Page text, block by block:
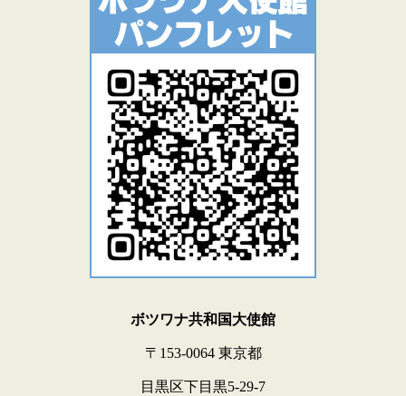
ボツワナ共和国大使館
〒153-0064 東京都
目黒区下目黒5-29-7